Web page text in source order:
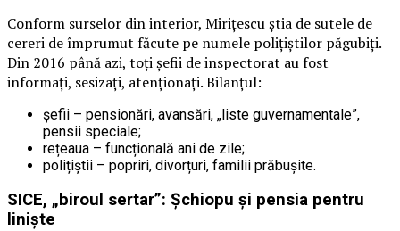
Conform surselor din interior, Mirițescu știa de sutele de
cereri de împrumut făcute pe numele polițiștilor păgubiți.
Din 2016 până azi, toți șefii de inspectorat au fost
informați, sesizați, atenționați. Bilanțul:
șefii – pensionări, avansări, „liste guvernamentale”,
pensii speciale;
rețeaua – funcțională ani de zile;
polițiștii – popriri, divorțuri, familii prăbușite.
SICE, „biroul sertar”: Șchiopu și pensia pentru
liniște